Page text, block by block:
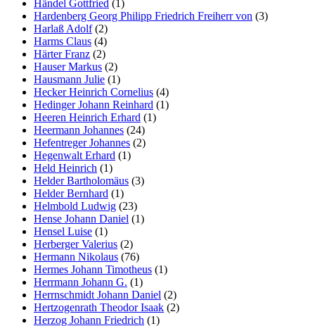
Händel Gottfried (1)
Hardenberg Georg Philipp Friedrich Freiherr von (3)
Harlaß Adolf(2)
Harms Claus (4)
Härter Franz (2)
Hauser Markus (2)
Hausmann Julie (1)
Hecker Heinrich Cornelius (4)
Hedinger Johann Reinhard (1)
Heeren Heinrich Erhard (1)
Heermann Johannes (24)
Hefentreger Johannes (2)
Hegenwalt Erhard (1)
Held Heinrich (1)
Helder Bartholomäus (3)
Helder Bernhard (1)
Helmbold Ludwig (23)
Hense Johann Daniel (1)
Hensel Luise (1)
Herberger Valerius (2)
Hermann Nikolaus (76)
Hermes Johann Timotheus (1)
Herrmann Johann G. (1)
Herrnschmidt Johann Daniel (2)
Hertzogenrath Theodor Isaak (2)
Herzog Johann Friedrich (1)